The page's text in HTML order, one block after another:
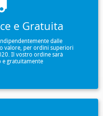
e Gratuita
dalle
valore, per ordini superiori
Il vostro ordine sarà
e gratuitamente